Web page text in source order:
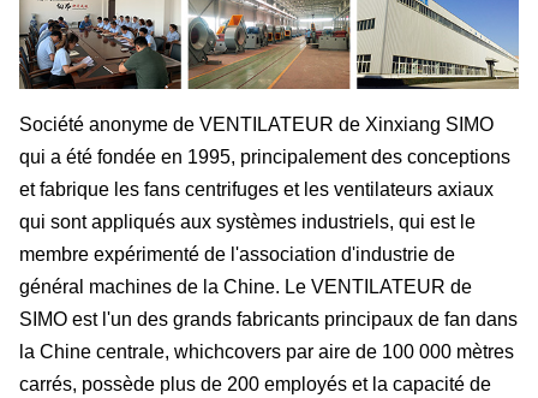
Société anonyme de VENTILATEUR de Xinxiang SIMO
qui a été fondée en 1995, principalement des conceptions
et fabrique les fans centrifuges et les ventilateurs axiaux
qui sont appliqués aux systèmes industriels, qui est le
membre expérimenté de l'association d'industrie de
général machines de la Chine. Le VENTILATEUR de
SIMO est l'un des grands fabricants principaux de fan dans
la Chine centrale, whichcovers par aire de 100 000 mètres
carrés, possède plus de 200 employés et la capacité de